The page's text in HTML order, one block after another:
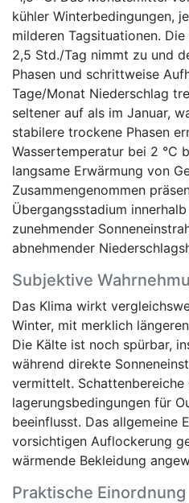
kühler Winterbedingungen,
milderen Tagsituationen.
2,5 Std./Tag nimmt zu und
Phasen und schrittweise
Tage/Monat Niederschlag
seltener auf als im Januar,
stabilere trockene Phasen
Wassertemperatur bei 2 °C
langsame Erwärmung von
Zusammengenommen
Übergangsstadium
zunehmender
abnehmender
Subjektive
Das Klima wirkt
Winter, mit merklich
Die Kälte ist noch spürbar,
während direkte
vermittelt. Schattenbereiche
lagerungsbedingungen für
beeinflusst. Das allgemeine
vorsichtigen Auflockerung
wärmende Bekleidung
Praktische Einordnung